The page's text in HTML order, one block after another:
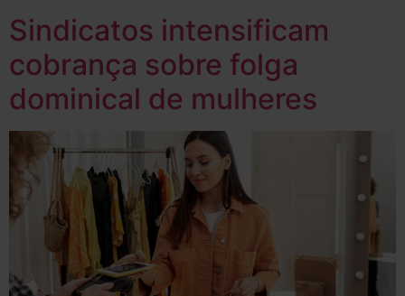
Sindicatos intensificam
cobrança sobre folga
dominical de mulheres